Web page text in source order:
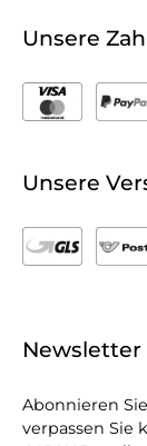
Unsere
Unsere
Newsletter
Abonnieren
verpassen Sie